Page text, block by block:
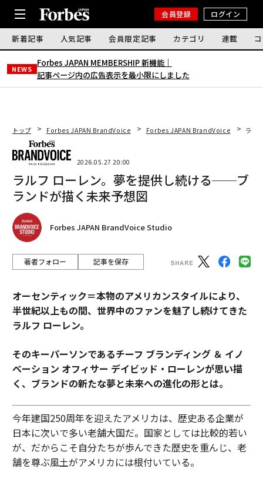
会員登録 ログイン
新着記事 人気記事 会員限定記事 カテゴリ 連載
NEWS
Forbes JAPAN MEMBERSHIP 新機能｜
記事ページ内の広告表示を最小限にしました
トップ Forbes JAPAN BrandVoice Forbes JAPAN BrandVoice ラル
2026.05.27 20:00
ラルフ ローレン。夢を提供し続ける──ブ
ランドが描く未来予想図
Forbes JAPAN BrandVoice Studio
著者フォロー 記事を保存
オーセンティック＝本物のアメリカンスタイルにより、
半世紀以上もの間、世界中のファンを魅了し続けてきた
ラルフ ローレン。
そのキーパーソンであるチーフ ブランディング ＆ イノ
ベーション オフィサー デイビッド・ローレンが思い描
く、ブランドの新たな夢と未来への進化の形とは。
今年建国250周年を迎えたアメリカは、歴史ある企業が
日本に次いで多い老舗大国だ。国家としては比較的若い
が、だからこそ自分たちが歩んできた歴史を重んじ、老
舗を尊ぶ風土がアメリカには根付いている。